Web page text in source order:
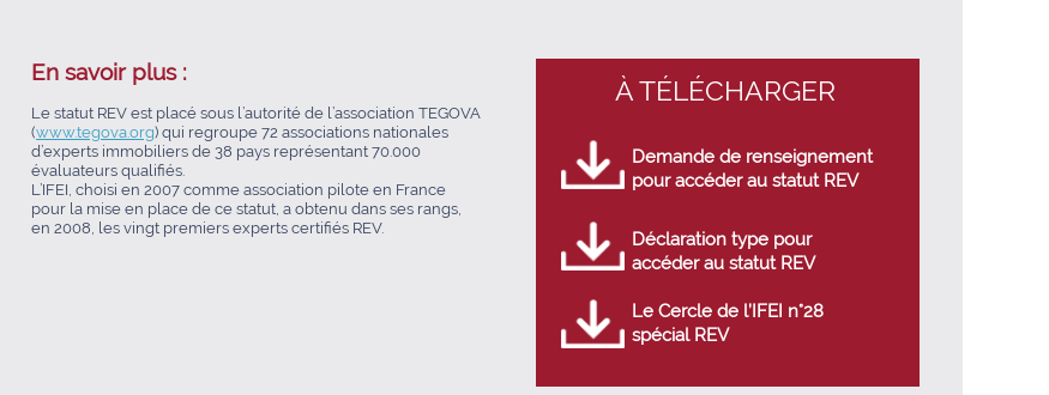
En savoir plus :
Le statut REV est placé sous l’autorité de l’association TEGOVA
(www.tegova.org) qui regroupe 72 associations nationales
d’experts immobiliers de 38 pays représentant 70.000
évaluateurs qualifiés
L’IFEI, choisi en 2007 comme association pilote en France
pour la mise en place de ce statut, a obtenu dans ses rangs,
en 2008, les vingt premiers experts certifiés REV.
À TÉLÉCHARGER
Demande de renseignement
pour accéder au statut REV
Déclaration type pour
accéder au statut REV
Le Cercle de l’IFEI n°28
spécial REV